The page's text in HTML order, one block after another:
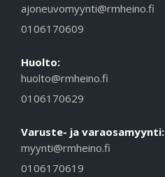
ajoneuvomyynti@rmheino.fi
0106170609
Huolto:
huolto@rmheino.fi
0106170629
Varuste- ja varaosamyynti:
myynti@rmheino.fi
0106170619